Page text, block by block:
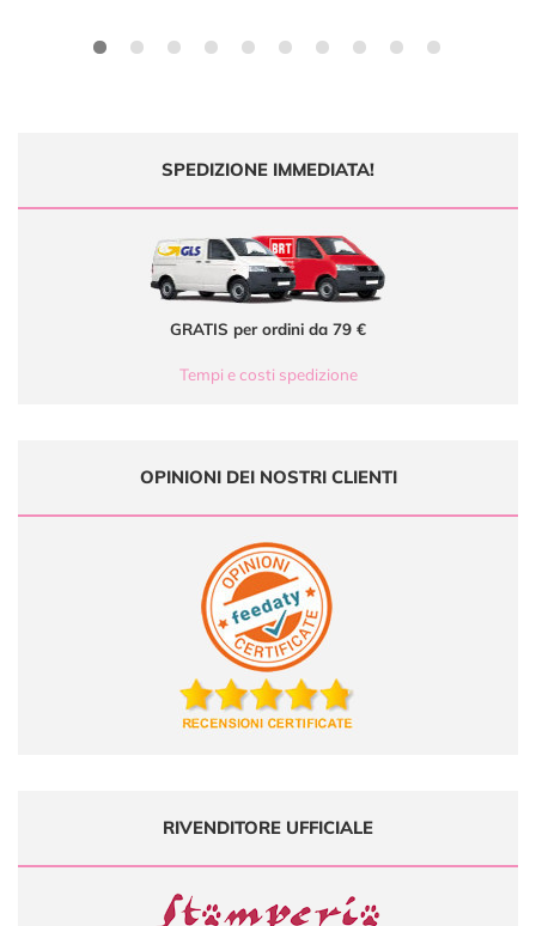
SPEDIZIONE IMMEDIATA!
GRATIS per ordini da 79 €
Tempi e costi spedizione
OPINIONI DEI NOSTRI CLIENTI
RIVENDITORE UFFICIALE